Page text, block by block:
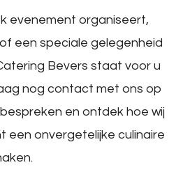
evenement organiseert,
een speciale gelegenheid
Bevers staat voor u
nog contact met ons op
en ontdek hoe wij
een onvergetelijke culinaire